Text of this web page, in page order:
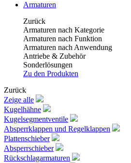
Armaturen
Zurück
Armaturen nach Kategorie
Armaturen nach Funktion
Armaturen nach Anwendung
Antriebe & Zubehör
Sonderlösungen
Zu den Produkten
Zurück
Zeige alle
Kugelhähne
Kugelsegmentventile
Absperrklappen und Regelklappen
Plattenschieber
Absperrschieber
Rückschlagarmaturen